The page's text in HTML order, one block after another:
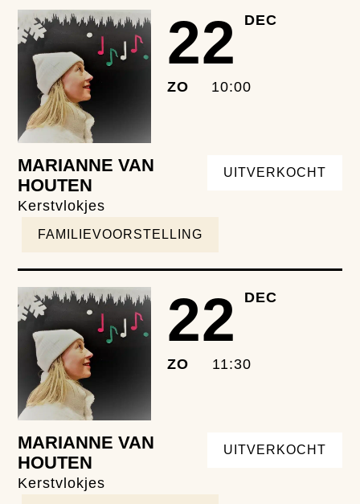
22 DEC
ZO 10:00
MARIANNE VAN
HOUTEN
Kerstvlokjes
UITVERKOCHT
FAMILIEVOORSTELLING
22 DEC
ZO 11:30
MARIANNE VAN
HOUTEN
Kerstvlokjes
UITVERKOCHT